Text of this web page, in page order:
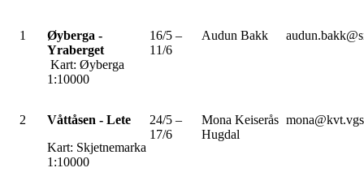
1
Øyberga -
Yraberget
Kart: Øyberga
1:10000
16/5 –
11/6
Audun Bakk
2
Våttåsen - Lete
Kart: Skjetnemarka
1:10000
24/5 –
17/6
Mona Keiserås
Hugdal